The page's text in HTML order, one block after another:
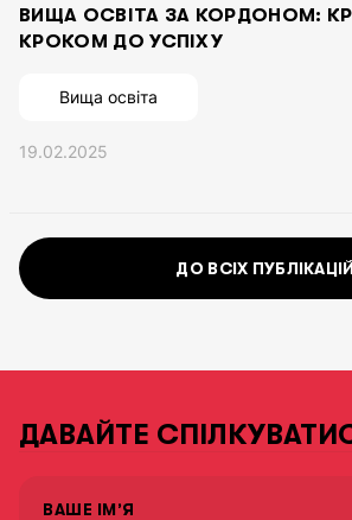
ВИЩА ОСВІТА ЗА КОРДОНОМ:
КРОКОМ ДО УСПІХУ
Вища освіта
19.02.2025
ДО ВСІХ ПУБЛІКАЦІЙ
ДАВАЙТЕ
ВАШЕ ІМ’Я